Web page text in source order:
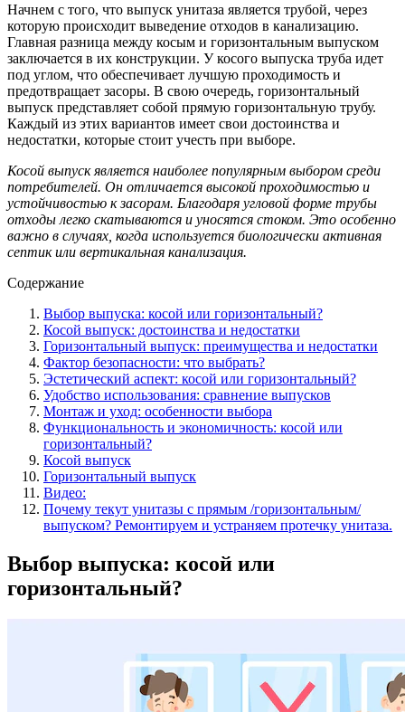
Начнем с того, что выпуск унитаза является трубой, через
которую происходит выведение отходов в канализацию.
Главная разница между косым и горизонтальным выпуском
заключается в их конструкции. У косого выпуска труба идет
под углом, что обеспечивает лучшую проходимость и
предотвращает засоры. В свою очередь, горизонтальный
выпуск представляет собой прямую горизонтальную трубу.
Каждый из этих вариантов имеет свои достоинства и
недостатки, которые стоит учесть при выборе.
Косой выпуск является наиболее популярным выбором среди
потребителей. Он отличается высокой проходимостью и
устойчивостью к засорам. Благодаря угловой форме трубы
отходы легко скатываются и уносятся стоком. Это особенно
важно в случаях, когда используется биологически активная
септик или вертикальная канализация.
Содержание
Выбор выпуска: косой или горизонтальный?
Косой выпуск: достоинства и недостатки
Горизонтальный выпуск: преимущества и недостатки
Фактор безопасности: что выбрать?
Эстетический аспект: косой или горизонтальный?
Удобство использования: сравнение выпусков
Монтаж и уход: особенности выбора
Функциональность и экономичность: косой или
горизонтальный?
Косой выпуск
Горизонтальный выпуск
Видео:
Почему текут унитазы с прямым /горизонтальным/
выпуском? Ремонтируем и устраняем протечку унитаза.
Выбор выпуска: косой или
горизонтальный?